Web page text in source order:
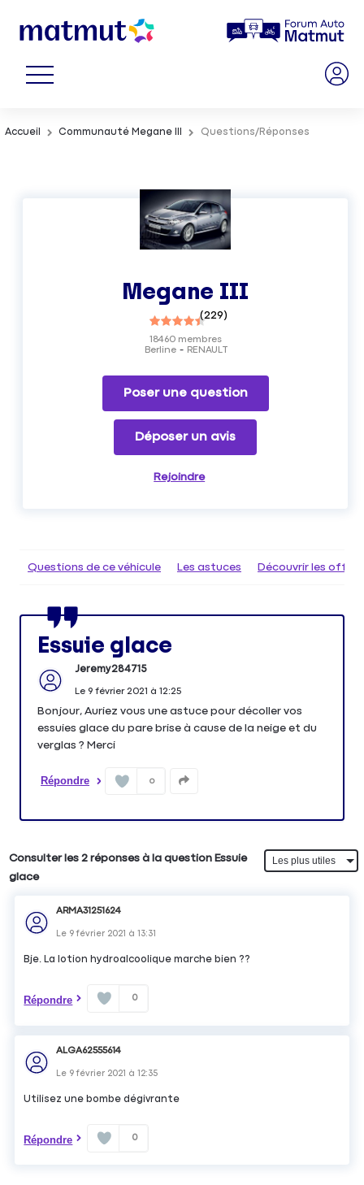
Accueil Communauté Megane III Questions/Réponses
Megane III
(229)
Berline RENAULT
18460membres
Poser une question
Déposer un avis
Rejoindre
Questions de ce véhicule Les astuces Découvrir les
Essuie glace
Jeremy284715
Le 9 février 2021 à 12:25
Bonjour, Auriez vous une astuce pour décoller vos
essuies glace du pare brise à cause de la neige et du
verglas ? Merci
Répondre 0
Consulter les 2 réponses à la question Essuie
glace
ARMA31251624
Le 9 février 2021 à13:31
Bje. La lotion hydroalcoolique marche bien ??
Répondre 0
ALGA62555614
Le 9 février 2021 à12:35
Utilisez une bombe dégivrante
Répondre 0